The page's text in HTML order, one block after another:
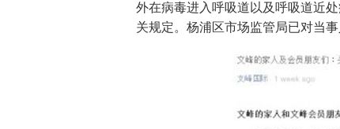
外在病毒进入呼吸道以及呼吸道近
关规定。杨浦区市场监管局已对当事